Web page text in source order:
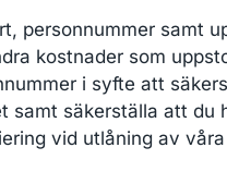
personnummer samt
kostnader som
i syfte att
säkerställa att du
vid utlåning av